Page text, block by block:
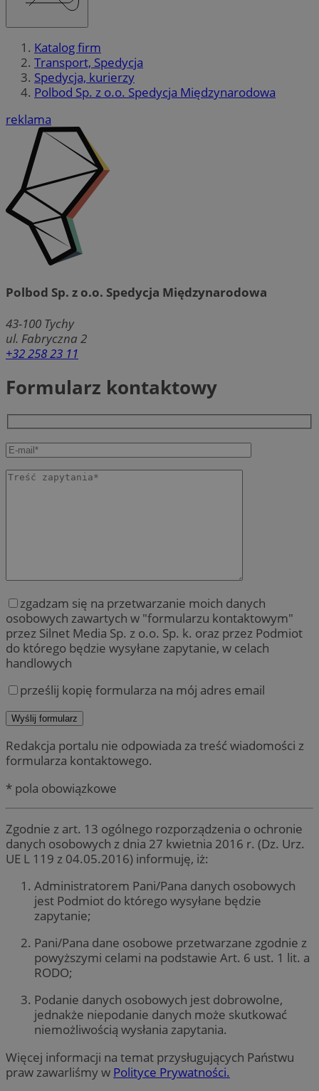
Katalog firm
Transport, Spedycja
Spedycja, kurierzy
Polbod Sp. z o.o. Spedycja Międzynarodowa
reklama
Polbod Sp. z o.o. Spedycja Międzynarodowa
43-100 Tychy
ul. Fabryczna 2
+32 258 23 11
Formularz kontaktowy
zgadzam się na przetwarzanie moich danych
osobowych zawartych w "formularzu kontaktowym"
przez Silnet Media Sp. z o.o. Sp. k. oraz przez Podmiot
do którego będzie wysyłane zapytanie, w celach
handlowych
prześlij kopię formularza na mój adres email
Redakcja portalu nie odpowiada za treść wiadomości z
formularza kontaktowego.
* pola obowiązkowe
Zgodnie z art. 13 ogólnego rozporządzenia o ochronie
danych osobowych z dnia 27 kwietnia 2016 r. (Dz. Urz.
UE L 119 z 04.05.2016) informuję, iż:
Administratorem Pani/Pana danych osobowych
jest Podmiot do którego wysyłane będzie
zapytanie;
Pani/Pana dane osobowe przetwarzane zgodnie z
powyższymi celami na podstawie Art. 6 ust. 1 lit. a
RODO;
Podanie danych osobowych jest dobrowolne,
jednakże niepodanie danych może skutkować
niemożliwością wysłania zapytania.
Więcej informacji na temat przysługujących Państwu
praw zawarliśmy w Polityce Prywatności.